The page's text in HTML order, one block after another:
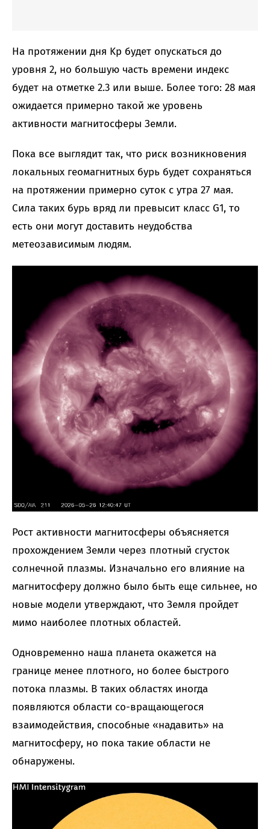
На протяжении дня Kp будет опускаться до
уровня 2, но большую часть времени индекс
будет на отметке 2.3 или выше. Более того: 28 мая
ожидается примерно такой же уровень
активности магнитосферы Земли.
Пока все выглядит так, что риск возникновения
локальных геомагнитных бурь будет сохраняться
на протяжении примерно суток с утра 27 мая.
Сила таких бурь вряд ли превысит класс G1, то
есть они могут доставить неудобства
метеозависимым людям.
Рост активности магнитосферы объясняется
прохождением Земли через плотный сгусток
солнечной плазмы. Изначально его влияние на
магнитосферу должно было быть еще сильнее, но
новые модели утверждают, что Земля пройдет
мимо наиболее плотных областей.
Одновременно наша планета окажется на
границе менее плотного, но более быстрого
потока плазмы. В таких областях иногда
появляются области со-вращающегося
взаимодействия, способные «надавить» на
магнитосферу, но пока такие области не
обнаружены.